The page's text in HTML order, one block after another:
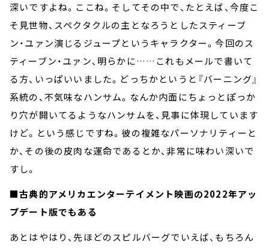
深いですよね。ここね。そしてその中で、たとえば、今度こ
そ見世物、スペクタクルの主となろうとしたスティーブ
ン・ユァン演じるジュープというキャラクター。今回のス
ティーブン・ユァン、明らかに……これもメールで書いて
る方、いっぱいいました。どっちかというと『バーニング』
系統の、不気味なハンサム。なんか内面にちょっとぽっか
り穴が開いてるようなハンサムを、見事に体現しています
けど。という感じですね。彼の複雑なパーソナリティーと
か、その後の皮肉な運命であるとか、非常に味わい深いで
すし。
■古典的アメリカエンターテイメント映画の2022年アッ
プデート版でもある
あとはやはり、先ほどのスピルバーグでいえば、もちろん